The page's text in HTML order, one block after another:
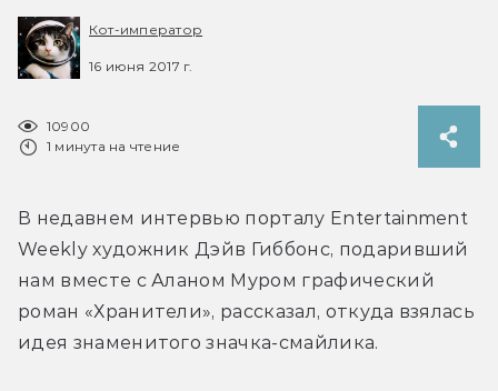
Кот-император
16 июня 2017 г.
10900
1 минута на чтение
В недавнем интервью порталу Entertainment
Weekly художник Дэйв Гиббонс, подаривший
нам вместе с Аланом Муром графический
роман «Хранители», рассказал, откуда взялась
идея знаменитого значка-смайлика.